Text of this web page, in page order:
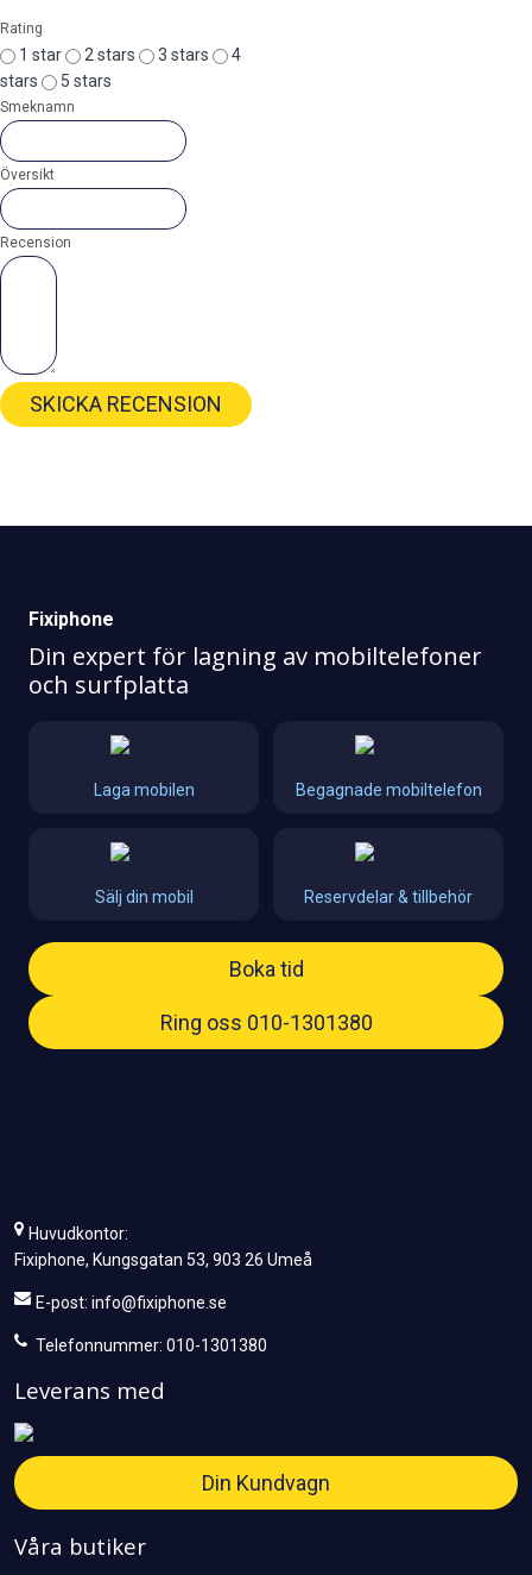
Rating
1 star 2 stars 3 stars
4
stars
5 stars
Smeknamn
Översikt
Recension
SKICKA RECENSION
Fixiphone
Din expert för lagning av mobiltelefoner
och surfplatta
Laga mobilen Begagnade mobiltelefon
Sälj din mobil Reservdelar & tillbehör
Boka tid
Ring oss 010-1301380
Huvudkontor:
Fixiphone, Kungsgatan 53, 903 26 Umeå
E-post: info@fixiphone.se
Telefonnummer: 010-1301380
Leverans med
Din Kundvagn
Våra butiker